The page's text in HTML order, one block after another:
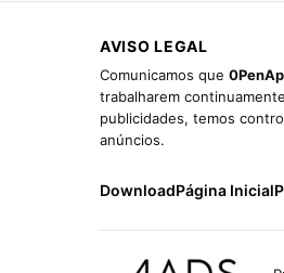
AVISO LEGAL
Comunicamos que
trabalharem
publicidades, temos
anúncios.
DownloadPágina Inicial